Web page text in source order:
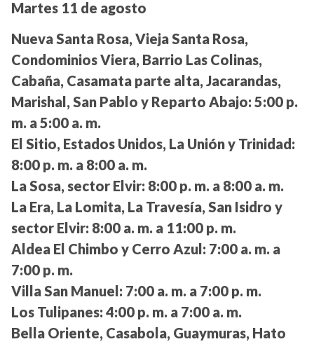
Martes 11 de agosto
Nueva Santa Rosa, Vieja Santa Rosa,
Condominios Viera, Barrio Las Colinas,
Cabaña, Casamata parte alta, Jacarandas,
Marishal, San Pablo y Reparto Abajo: 5:00 p.
m. a 5:00 a. m.
El Sitio, Estados Unidos, La Unión y Trinidad:
8:00 p. m. a 8:00 a. m.
La Sosa, sector Elvir: 8:00 p. m. a 8:00 a. m.
La Era, La Lomita, La Travesía, San Isidro y
sector Elvir: 8:00 a. m. a 11:00 p. m.
Aldea El Chimbo y Cerro Azul: 7:00 a. m. a
7:00 p. m.
Villa San Manuel: 7:00 a. m. a 7:00 p. m.
Los Tulipanes: 4:00 p. m. a 7:00 a. m.
Bella Oriente, Casabola, Guaymuras, Hato